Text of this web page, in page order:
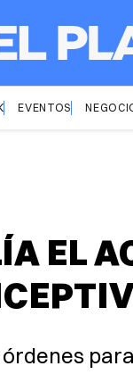
EVENTOS
EL